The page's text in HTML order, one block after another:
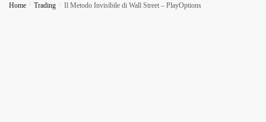
Home / Trading / Il Metodo Invisibile di Wall Street – PlayOptions